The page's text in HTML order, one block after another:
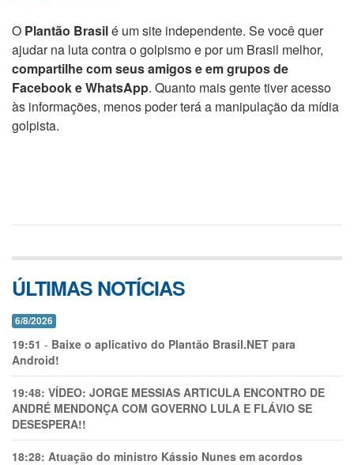
O Plantão Brasilé um site independente. Se você quer
ajudar na luta contra o golpismo e por um Brasil melhor,
compartilhe com seus amigos e em grupos de
Facebook e WhatsApp. Quanto mais gente tiver acesso
às informações, menos poder terá a manipulação da mídia
golpista.
ÚLTIMAS NOTÍCIAS
6/8/2026
19:51 - Baixe o aplicativo do Plantão Brasil.NET para
Android!
19:48: VÍDEO: JORGE MESSIAS ARTICULA ENCONTRO DE
ANDRÉ MENDONÇA COM GOVERNO LULA E FLÁVIO SE
DESESPERA!!
18:28: Atuação do ministro Kássio Nunes em acordos